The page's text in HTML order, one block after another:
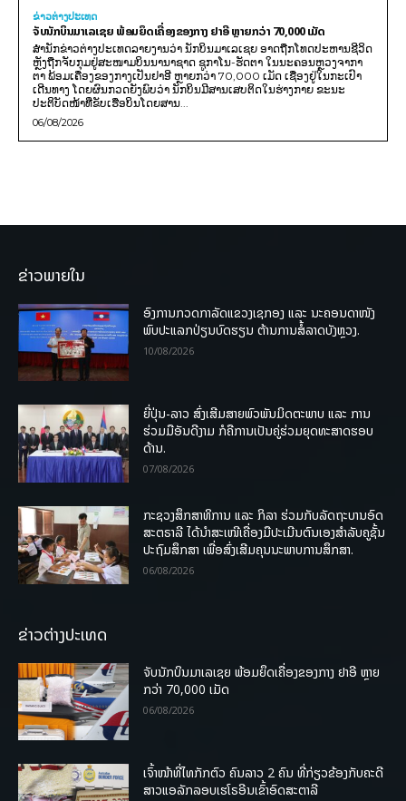
ຂ່າວຕ່າງປະເທດ
ຈັບນັກບິນມາເລເຊຍ ພ້ອມຍຶດເຄື່ອງຂອງກາງ ຢາອີ ຫຼາຍກວ່າ 70,000 ເມັດ
ສຳນັກຂ່າວຕ່າງປະເທດລາຍງານວ່າ ນັກບິນມາເລເຊຍ ອາດຖືກໂທດປະຫານຊີວິດ
ຫຼັງຖືກຈັບກຸມຢູ່ສະໜາມບິນນານາຊາດ ຊູກາໂນ-ຮັດຕາ ໃນນະຄອນຫຼວງຈາກາ
ຕາ ພ້ອມເຄື່ອງຂອງກາງເປັນຢາອີ ຫຼາຍກວ່າ 70,000 ເມັດ ເຊື່ອງຢູ່ໃນກະເປົາ
ເດີນທາງ ໂດຍຜົນກວດຍັງພົບວ່າ ນັກບິນມີສານເສບຕິດໃນຮ່າງກາຍ ຂະນະ
ປະຕິບັດໜ້າທີ່ຂັບເຮືອບິນໂດຍສານ...
06/08/2026
ຂ່າວພາຍໃນ
ອົງການກວດກາລັດແຂວງເຊກອງ ແລະ ນະຄອນດາໜັງ
ພົບປະແລກປ່ຽນບົດຮຽນ ຕ້ານການສໍ້ລາດບັງຫຼວງ.
10/08/2026
ຍີ່ປຸ່ນ-ລາວ ສົ່ງເສີມສາຍພົວພັນມິດຕະພາບ ແລະ ການ
ຮ່ວມມືອັນດີງາມ ກໍຄືການເປັນຄູ່ຮ່ວມຍຸດທະສາດຮອບ
ດ້ານ.
07/08/2026
ກະຊວງສຶກສາທິການ ແລະ ກິລາ ຮ່ວມກັບລັດຖະບານອົດ
ສະຕຣາລີ ໄດ້ນຳສະເໜີເຄື່ອງມືປະເມີນຕົນເອງສຳລັບຄູຊັ້ນ
ປະຖົມສຶກສາ ເພື່ອສົ່ງເສີມຄຸນນະພາບການສຶກສາ.
06/08/2026
ຂ່າວຕ່າງປະເທດ
ຈັບນັກບິນມາເລເຊຍ ພ້ອມຍຶດເຄື່ອງຂອງກາງ ຢາອີ ຫຼາຍ
ກວ່າ 70,000 ເມັດ
06/08/2026
ເຈົ້າໜ້າທີ່ໄທກັກຕົວ ຄົນລາວ 2 ຄົນ ທີ່ກ່ຽວຂ້ອງກັບຄະດີ
ສາວແອລັກລອບເຮໂຣອີນເຂົ້າອົດສະຕາລີ